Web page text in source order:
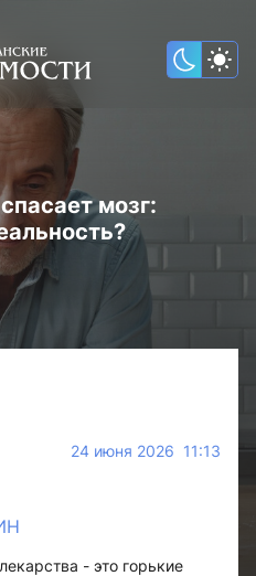
мозг:
24 июня 2026 11:13
- это горькие